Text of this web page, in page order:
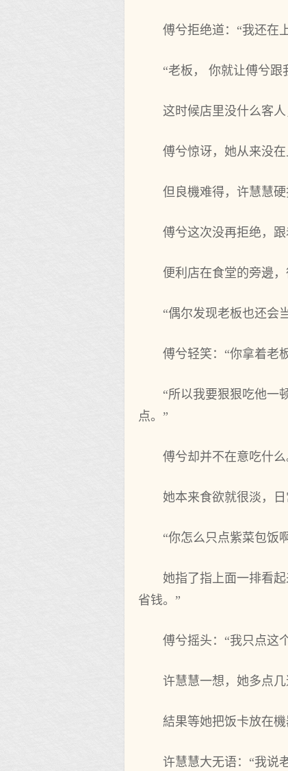
傅兮拒绝道：“我还在
“老板， 你就让傅兮跟
这时候店里没什么客
傅兮惊讶，她从来没
但良機难得，许慧慧硬
傅兮这次没再拒绝，
便利店在食堂的旁邊
“偶尔发现老板也还会
傅兮轻笑：“你拿着老
“所以我要狠狠吃他一
点。”
傅兮却并不在意吃什么
她本来食欲就很淡，
“你怎么只点紫菜包饭
她指了指上面一排看
省钱。”
傅兮摇头：“我只点这
许慧慧一想，她多点几
結果等她把饭卡放在機
许慧慧大无语：“我说